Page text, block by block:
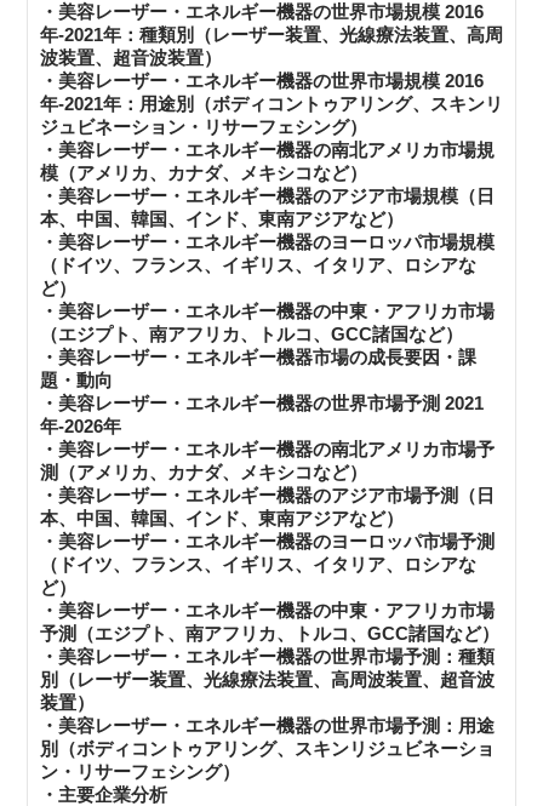
・美容レーザー・エネルギー機器の世界市場規模 2016
年-2021年：種類別（レーザー装置、光線療法装置、高周
波装置、超音波装置）
・美容レーザー・エネルギー機器の世界市場規模 2016
年-2021年：用途別（ボディコントゥアリング、スキンリ
ジュビネーション・リサーフェシング）
・美容レーザー・エネルギー機器の南北アメリカ市場規
模（アメリカ、カナダ、メキシコなど）
・美容レーザー・エネルギー機器のアジア市場規模（日
本、中国、韓国、インド、東南アジアなど）
・美容レーザー・エネルギー機器のヨーロッパ市場規模
（ドイツ、フランス、イギリス、イタリア、ロシアな
ど）
・美容レーザー・エネルギー機器の中東・アフリカ市場
（エジプト、南アフリカ、トルコ、GCC諸国など）
・美容レーザー・エネルギー機器市場の成長要因・課
題・動向
・美容レーザー・エネルギー機器の世界市場予測 2021
年-2026年
・美容レーザー・エネルギー機器の南北アメリカ市場予
測（アメリカ、カナダ、メキシコなど）
・美容レーザー・エネルギー機器のアジア市場予測（日
本、中国、韓国、インド、東南アジアなど）
・美容レーザー・エネルギー機器のヨーロッパ市場予測
（ドイツ、フランス、イギリス、イタリア、ロシアな
ど）
・美容レーザー・エネルギー機器の中東・アフリカ市場
予測（エジプト、南アフリカ、トルコ、GCC諸国など）
・美容レーザー・エネルギー機器の世界市場予測：種類
別（レーザー装置、光線療法装置、高周波装置、超音波
装置）
・美容レーザー・エネルギー機器の世界市場予測：用途
別（ボディコントゥアリング、スキンリジュビネーショ
ン・リサーフェシング）
・主要企業分析